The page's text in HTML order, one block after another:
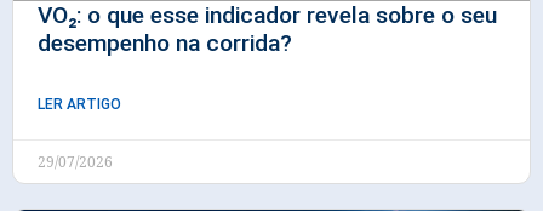
VO₂: o que esse indicador revela sobre o seu
desempenho na corrida?
LER ARTIGO
29/07/2026